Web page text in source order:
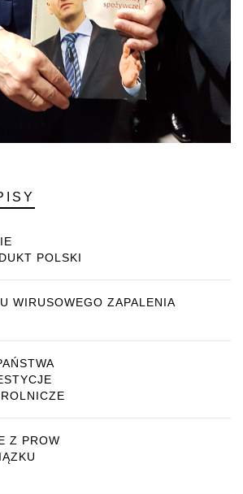
POLSKI
WIRUSOWEGO ZAPALENIA
Z PROW